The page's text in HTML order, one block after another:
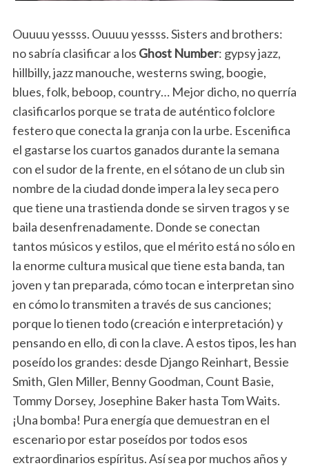
Ouuuu yessss. Ouuuu yessss. Sisters and brothers:
no sabría clasificar a los Ghost Number: gypsy jazz,
hillbilly, jazz manouche, westerns swing, boogie,
blues, folk, beboop, country… Mejor dicho, no querría
clasificarlos porque se trata de auténtico folclore
festero que conecta la granja con la urbe. Escenifica
el gastarse los cuartos ganados durante la semana
con el sudor de la frente, en el sótano de un club sin
nombre de la ciudad donde impera la ley seca pero
que tiene una trastienda donde se sirven tragos y se
baila desenfrenadamente. Donde se conectan
tantos músicos y estilos, que el mérito está no sólo en
la enorme cultura musical que tiene esta banda, tan
joven y tan preparada, cómo tocan e interpretan sino
en cómo lo transmiten a través de sus canciones;
porque lo tienen todo (creación e interpretación) y
pensando en ello, di con la clave. A estos tipos, les han
poseído los grandes: desde Django Reinhart, Bessie
Smith, Glen Miller, Benny Goodman, Count Basie,
Tommy Dorsey, Josephine Baker hasta Tom Waits.
¡Una bomba! Pura energía que demuestran en el
escenario por estar poseídos por todos esos
extraordinarios espíritus. Así sea por muchos años y